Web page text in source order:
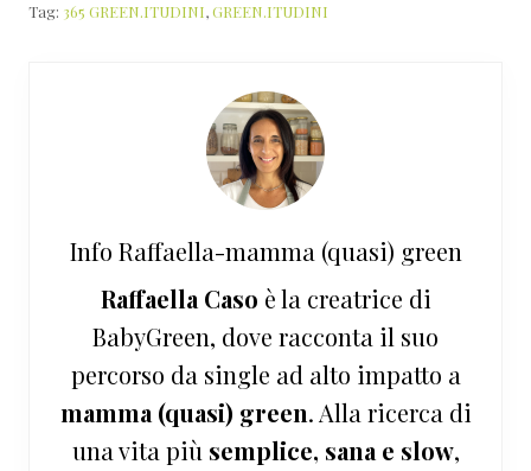
Tag: 365 GREEN.ITUDINI,GREEN.ITUDINI
Info Raffaella-mamma (quasi) green
Raffaella Caso è la creatrice di
BabyGreen, dove racconta il suo
percorso da single ad alto impatto a
mamma (quasi) green. Alla ricerca di
una vita più semplice, sana e slow,